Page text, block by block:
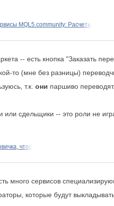
MQL5.community: Расчеты
-- есть кнопка "Заказать
то (мне без разницы)
т.к. они паршиво переводят.
сдельщики -- это роли не
чтоб
много сервисов
которые будут